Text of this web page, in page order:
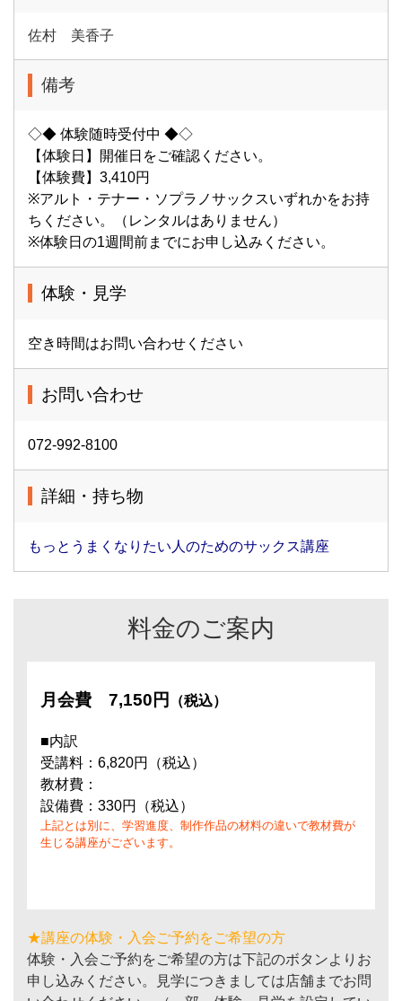
佐村 美香子
備考
◇◆ 体験随時受付中 ◆◇
【体験日】開催日をご確認ください。
【体験費】3,410円
※アルト・テナー・ソプラノサックスいずれかをお持
ちください。（レンタルはありません）
※体験日の1週間前までにお申し込みください。
体験・見学
空き時間はお問い合わせください
お問い合わせ
072-992-8100
詳細・持ち物
もっとうまくなりたい人のためのサックス講座
料金のご案内
月会費 7,150円 （税込）
■内訳
受講料：6,820円（税込）
教材費：
設備費：330円（税込）
上記とは別に、学習進度、制作作品の材料の違いで教材費が
生じる講座がございます。
★講座の体験・入会ご予約をご希望の方
体験・入会ご予約をご希望の方は下記のボタンよりお
申し込みください。見学につきましては店舗までお問